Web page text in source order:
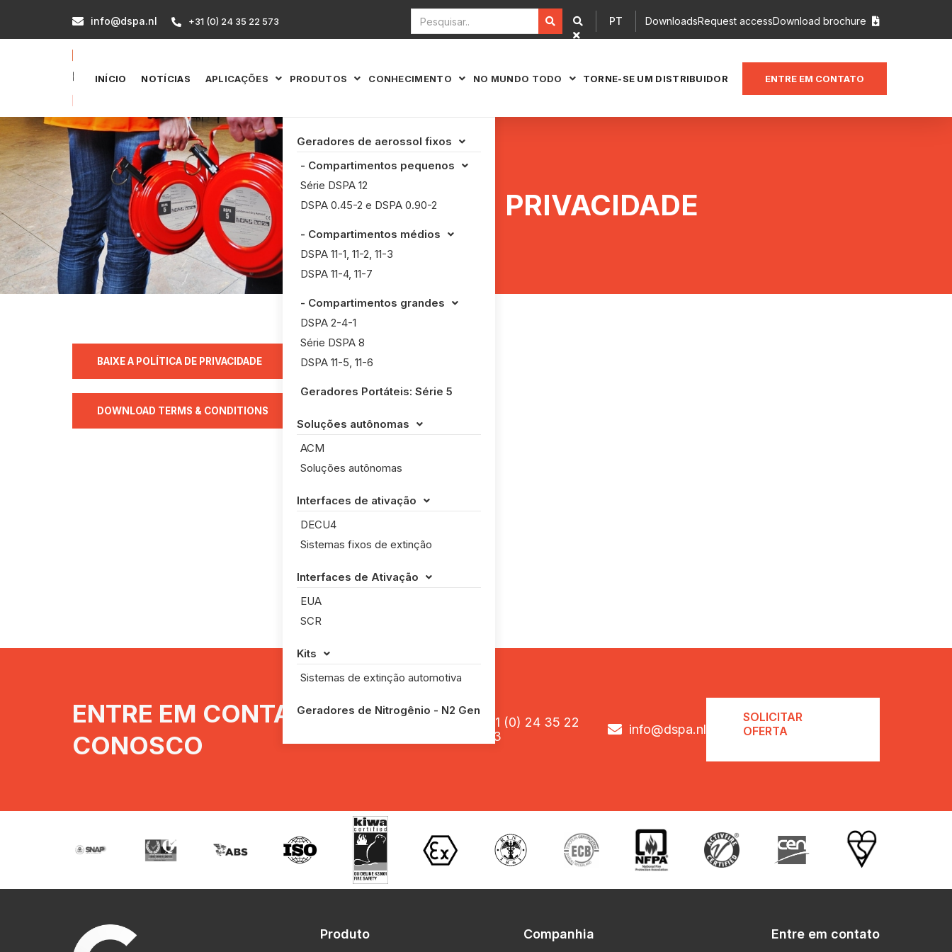
 info@dspa.nl  +31 (0) 24 35 22 573


PT DownloadsRequest accessDownload brochure 
INÍCIO NOTÍCIAS APLICAÇÕES  PRODUTOS 
Geradores de aerossol fixos 
- Compartimentos pequenos 
Série DSPA 12
DSPA 0.45-2 e DSPA 0.90-2
- Compartimentos médios 
DSPA 11-1, 11-2, 11-3
DSPA 11-4, 11-7
- Compartimentos grandes 
DSPA 2-4-1
Série DSPA 8
DSPA 11-5, 11-6
Geradores Portáteis: Série 5
Soluções autônomas 
ACM
Soluções autônomas
Interfaces de ativação 
DECU4
Sistemas fixos de extinção
Interfaces de Ativação 
EUA
SCR
Kits 
Sistemas de extinção automotiva
Geradores de Nitrogênio - N2 Gen
CONHECIMENTO  NO MUNDO TODO  TORNE-SE UM DISTRIBUIDOR ENTRE EM CONTATO
PRIVACIDADE
BAIXE A POLÍTICA DE PRIVACIDADE
DOWNLOAD TERMS & CONDITIONS
ENTRE EM CONTATO
CONOSCO
+31 (0) 24 35 22
573
 info@dspa.nl
SOLICITAR
OFERTA
Produto Companhia Entre em contato